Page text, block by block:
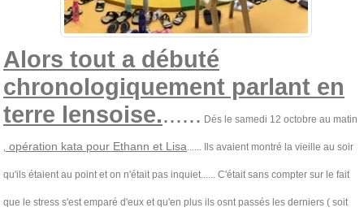
Alors tout a débuté
chronologiquement parlant en
terre lensoise....... Dés le samedi 12 octobre au matin
opération kata pour Ethann et Lisa ...... Ils avaient montré la vieille au soir
qu'ils étaient au point et on n'était pas inquiet...... C'était sans compter sur le fait
que le stress s'est emparé d'eux et qu'en plus ils osnt passés les derniers ( soit